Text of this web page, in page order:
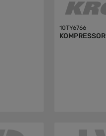
10TY6766
KOMPRESSOR